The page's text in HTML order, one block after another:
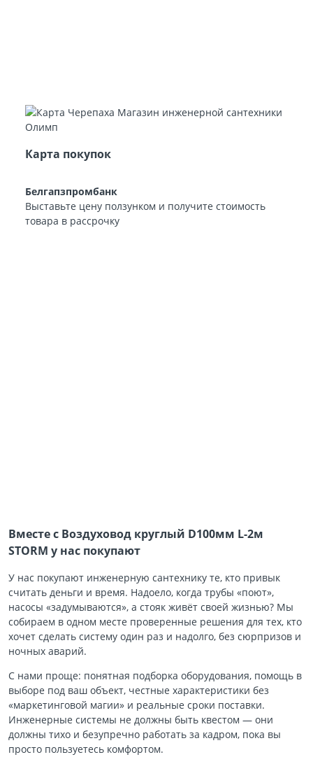
Карта покупок
Белгапзпромбанк
Выставьте цену ползунком и получите стоимость
товара в рассрочку
Вместе с Воздуховод круглый D100мм L-2м
STORM у нас покупают
У нас покупают инженерную сантехнику те, кто привык
считать деньги и время. Надоело, когда трубы «поют»,
насосы «задумываются», а стояк живёт своей жизнью? Мы
собираем в одном месте проверенные решения для тех, кто
хочет сделать систему один раз и надолго, без сюрпризов и
ночных аварий.
С нами проще: понятная подборка оборудования, помощь в
выборе под ваш объект, честные характеристики без
«маркетинговой магии» и реальные сроки поставки.
Инженерные системы не должны быть квестом — они
должны тихо и безупречно работать за кадром, пока вы
просто пользуетесь комфортом.